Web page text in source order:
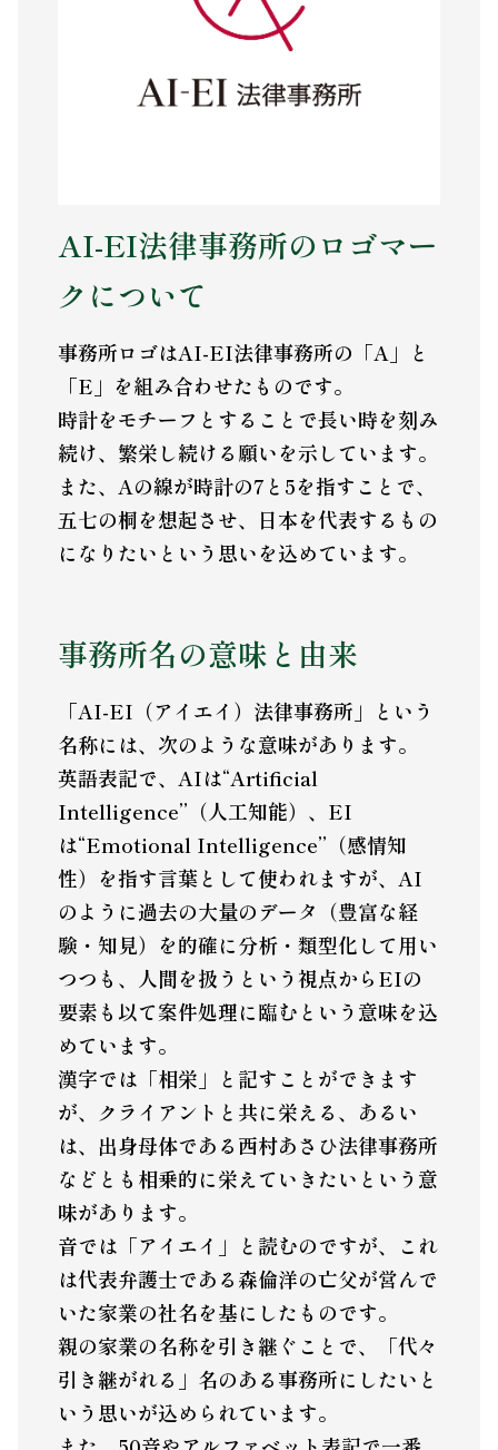
AI-EI法律事務所のロゴマー
クについて
事務所ロゴはAI-EI法律事務所の「A」と
「E」を組み合わせたものです。
時計をモチーフとすることで長い時を刻み
続け、繁栄し続ける願いを示しています。
また、Aの線が時計の7と5を指すことで、
五七の桐を想起させ、日本を代表するもの
になりたいという思いを込めています。
事務所名の意味と由来
「AI-EI（アイエイ）法律事務所」という
名称には、次のような意味があります。
英語表記で、AIは“Artificial
Intelligence”（人工知能）、EI
は“Emotional Intelligence”（感情知
性）を指す言葉として使われますが、AI
のように過去の大量のデータ（豊富な経
験・知見）を的確に分析・類型化して用い
つつも、人間を扱うという視点からEIの
要素も以て案件処理に臨むという意味を込
めています。
漢字では「相栄」と記すことができます
が、クライアントと共に栄える、あるい
は、出身母体である西村あさひ法律事務所
などとも相乗的に栄えていきたいという意
味があります。
音では「アイエイ」と読むのですが、これ
は代表弁護士である森倫洋の亡父が営んで
いた家業の社名を基にしたものです。
親の家業の名称を引き継ぐことで、「代々
引き継がれる」名のある事務所にしたいと
いう思いが込められています。